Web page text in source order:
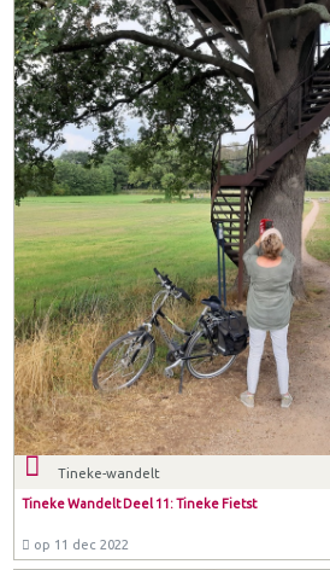
Tineke-wandelt
Tineke Wandelt Deel 11: Tineke Fietst
op 11 dec 2022